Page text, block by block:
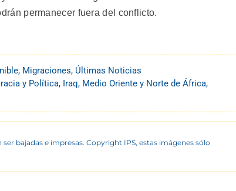
permanecer fuera del conflicto.
, Migraciones, Últimas Noticias
y Política, Iraq, Medio Oriente y Norte de África,
bajadas e impresas. Copyright IPS, estas imágenes sólo